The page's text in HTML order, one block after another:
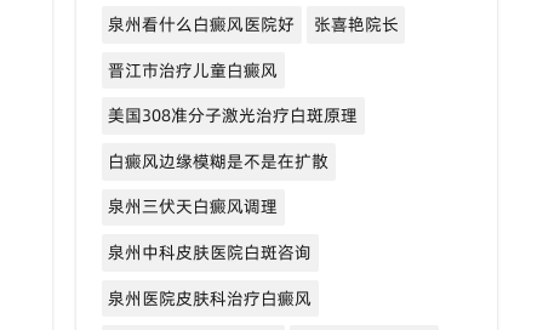
泉州看什么白癜风医院好
张喜艳院长
晋江市治疗儿童白癜风
美国308准分子激光治疗白斑原理
白癜风边缘模糊是不是在扩散
泉州三伏天白癜风调理
泉州中科皮肤医院白斑咨询
泉州医院皮肤科治疗白癜风